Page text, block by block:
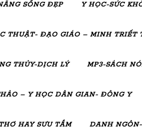
SỐNG ĐẸP Y HỌC-SỨC
THUẬT- ĐẠO GIÁO – MINH TRIẾT
THỦY-DỊCH LÝ MP3-SÁCH
– Y HỌC DÂN GIAN- ĐÔNG Y
HAY SƯU TẦM DANH